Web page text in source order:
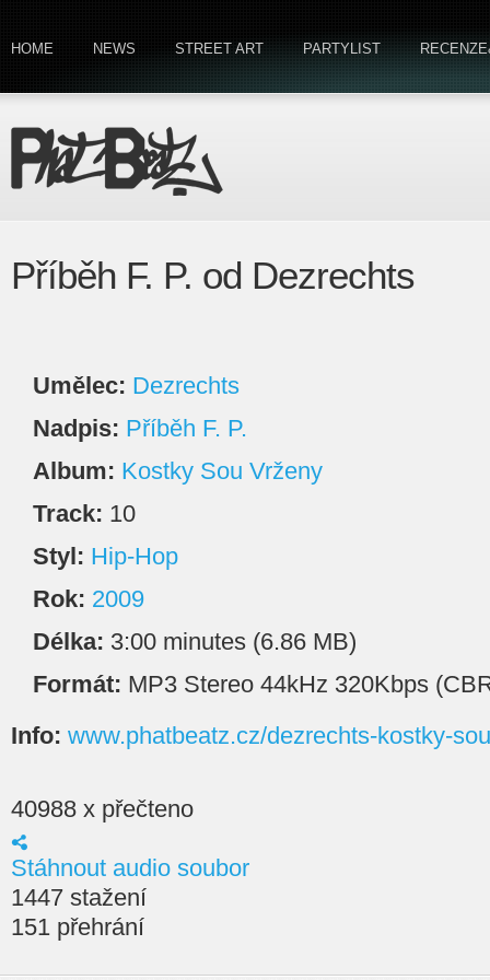
HOME NEWS STREET ART PARTYLIST
Příběh F. P. od Dezrechts
Umělec: Dezrechts
Nadpis: Příběh F. P.
Album: Kostky Sou Vrženy
Track: 10
Styl: Hip-Hop
Rok: 2009
Délka: 3:00 minutes (6.86 MB)
Formát: MP3 Stereo 44kHz 320Kbps
Info: www.phatbeatz.cz/dezrechts-kostky-
40988 x přečteno
Stáhnout audio soubor
1447 stažení
151 přehrání